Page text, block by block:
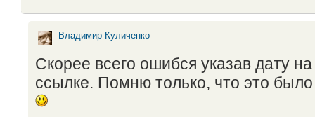
Владимир Куличенко
Скорее всего ошибся указав дату на
ссылке. Помню только, что это